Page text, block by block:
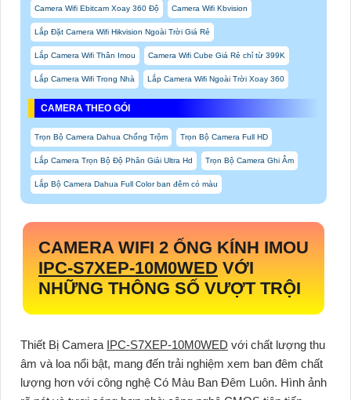
Camera Wifi Ebitcam Xoay 360 Độ Camera Wifi Kbvision
Lắp Đặt Camera Wifi Hikvision Ngoài Trời Giá Rẻ
Lắp Camera Wifi Thân Imou Camera Wifi Cube Giá Rẻ chỉ từ 399K
Lắp Camera Wifi Trong Nhà Lắp Camera Wifi Ngoài Trời Xoay 360
CAMERA THEO GÓI
Trọn Bộ Camera Dahua Chống Trộm Trọn Bộ Camera Full HD
Lắp Camera Trọn Bộ Độ Phân Giải Ultra Hd Trọn Bộ Camera Ghi Âm
Lắp Bộ Camera Dahua Full Color ban đêm có màu
CAMERA WIFI 2 ỐNG KÍNH IMOU
IPC-S7XEP-10M0WED VỚI
NHỮNG THÔNG SỐ VƯỢT TRỘI
Thiết Bị Camera IPC-S7XEP-10M0WED với chất lượng thu
âm và loa nổi bật, mang đến trải nghiệm xem ban đêm chất
lượng hơn với công nghệ Có Màu Ban Ðêm Luôn. Hình ảnh